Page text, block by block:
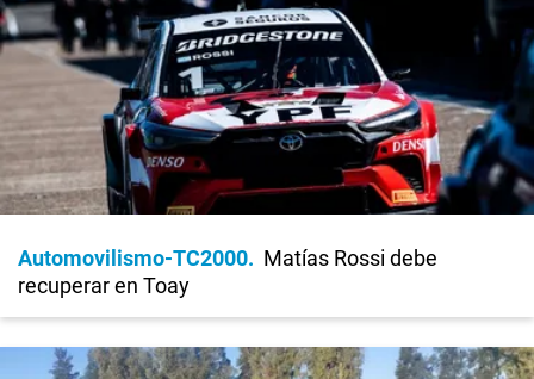
Automovilismo-TC2000
Matías Rossi debe
recuperar en Toay